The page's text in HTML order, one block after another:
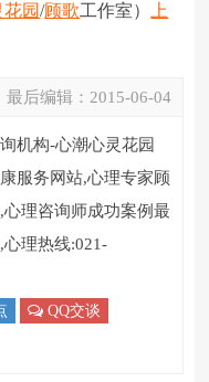
花园/顾歌工作室）
上
最后编辑： 2015-06-04
机构-心潮心灵花园
服务网站,心理专家顾
理咨询师成功案例最
理热线:021-
QQ交谈